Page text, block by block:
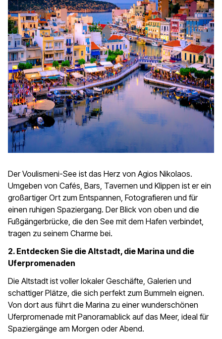
Der Voulismeni-See ist das Herz von Agios Nikolaos.
Umgeben von Cafés, Bars, Tavernen und Klippen ist er ein
großartiger Ort zum Entspannen, Fotografieren und für
einen ruhigen Spaziergang. Der Blick von oben und die
Fußgängerbrücke, die den See mit dem Hafen verbindet,
tragen zu seinem Charme bei.
2. Entdecken Sie die Altstadt, die Marina und die
Uferpromenaden
Die Altstadt ist voller lokaler Geschäfte, Galerien und
schattiger Plätze, die sich perfekt zum Bummeln eignen.
Von dort aus führt die Marina zu einer wunderschönen
Uferpromenade mit Panoramablick auf das Meer, ideal für
Spaziergänge am Morgen oder Abend.